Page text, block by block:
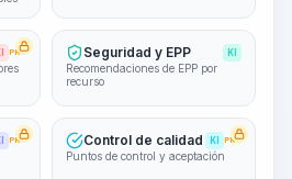
PRO Seguridad y EPP KI
Recomendaciones de EPP por
recurso
PRO Control de calidad KI PRO
Puntos de control y aceptación